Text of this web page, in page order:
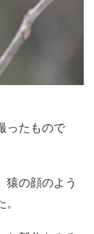
ったもので
猿の顔のよう